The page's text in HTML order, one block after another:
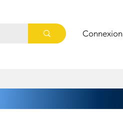
Connexion